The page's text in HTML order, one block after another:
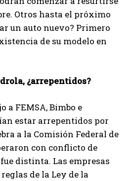
Otros hasta el próximo
un auto nuevo? Primero
de su modelo en
¿arrepentidos?
a FEMSA, Bimbo e
estar arrepentidos por
a la Comisión Federal de
con conflicto de
distinta. Las empresas
de la Ley de la